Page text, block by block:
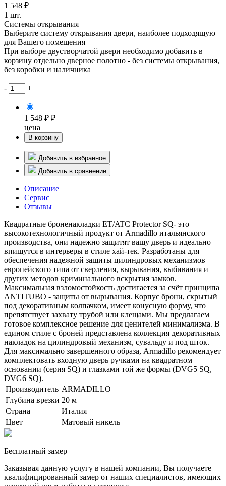
1 548 ₽
1 шт.
Системы открывания
Выберите систему открывания двери, наиболее подходящую
для Вашего помещения
При выборе двустворчатой двери необходимо добавить в
корзину отдельно дверное полотно - без системы открывания,
без коробки и наличника
- +
1 548 ₽ ₽
цена
В корзину
Добавить в избранное
Добавить в сравнение
Описание
Сервис
Отзывы
Квадратные броненакладки ET/ATC Protector SQ- это
высокотехнологичный продукт от Armadillo итальянского
производства, они надежно защитят вашу дверь и идеально
впишутся в интерьеры в стиле хай-тек. Разработаны для
обеспечения надежной защиты цилиндровых механизмов
европейского типа от сверления, вырывания, выбивания и
других методов криминального вскрытия замков.
Максимальная взломостойкость достигается за счёт принципа
ANTITUBO - защиты от вырывания. Корпус брони, скрытый
под декоративным колпачком, имеет конусную форму, что
препятствует захвату трубой или клещами. Мы предлагаем
готовое комплексное решение для ценителей минимализма. В
едином стиле с броней представлена коллекция декоративных
накладок на цилиндровый механизм, сувальду и под шток.
Для максимально завершенного образа, Armadillo рекомендует
комплектовать входную дверь ручками на квадратном
основании (серия SQ) и глазками той же формы (DVG5 SQ,
DVG6 SQ).
Производитель ARMADILLO
Глубина врезки 20 м
Страна
Италия
Цвет
Матовый никель
Бесплатный замер
Заказывая данную услугу в нашей компании, Вы получаете
квалифицированный замер от наших специалистов, имеющих